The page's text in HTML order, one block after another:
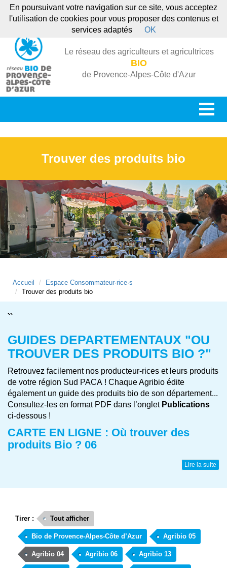
Le réseau des agriculteurs et agricultrices
BIO
de Provence-Alpes-Côte d'Azur
Trouver des produits bio
Accueil
Espace Consommateur·rice·s
Trouver des produits bio
``
GUIDES DEPARTEMENTAUX "OU
TROUVER DES PRODUITS BIO ?"
Retrouvez facilement nos producteur-rices et leurs produits
de votre région Sud PACA ! Chaque Agribio édite
également un guide des produits bio de son département...
Consultez-les en format PDF dans l’onglet Publications
ci-dessous !
CARTE EN LIGNE : Où trouver des
produits Bio ? 06
Lire la suite
Tirer : Tout afficher
Bio de Provence-Alpes-Côte d’Azur Agribio 05
Agribio 04 Agribio 06 Agribio 13
En poursuivant votre navigation sur ce site, vous acceptez
l'utilisation de cookies pour vous proposer des contenus et
services adaptés
OK